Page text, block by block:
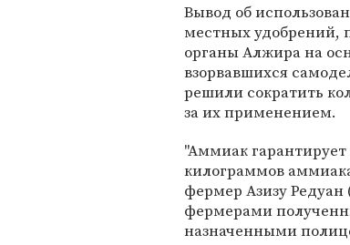
Вывод об
местных удобрений,
органы Алжира на
взорвавшихся
решили сократить
за их применением.
"Аммиак
килограммов
фермер Азизу Редуан
фермерами
назначенными